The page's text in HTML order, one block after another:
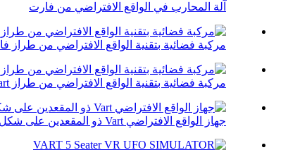
آلة المحارب في الواقع الافتراضي من فارت
مركبة فضائية بتقنية الواقع الافتراضي من طراز فارت
مركبة فضائية بتقنية الواقع الافتراضي من طراز Vart تتسع لـ 9 مقاعد
جهاز الواقع الافتراضي Vart ذو المقعدين على شكل طبق طائر